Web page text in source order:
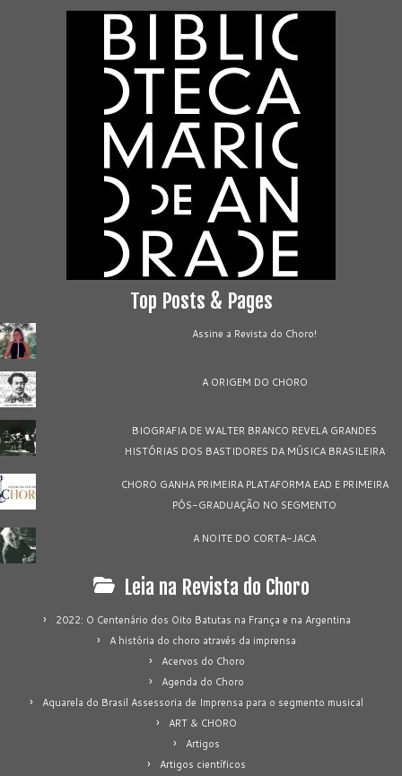
Top Posts & Pages
Assine a Revista do Choro!
A ORIGEM DO CHORO
BIOGRAFIA DE WALTER BRANCO REVELA GRANDES
HISTÓRIAS DOS BASTIDORES DA MÚSICA BRASILEIRA
CHORO GANHA PRIMEIRA PLATAFORMA EAD E PRIMEIRA
PÓS-GRADUAÇÃO NO SEGMENTO
A NOITE DO CORTA-JACA
Leia na Revista do Choro
2022: O Centenário dos Oito Batutas na França e na Argentina
A história do choro através da imprensa
Acervos do Choro
Agenda do Choro
Aquarela do Brasil Assessoria de Imprensa para o segmento musical
ART & CHORO
Artigos
Artigos científicos